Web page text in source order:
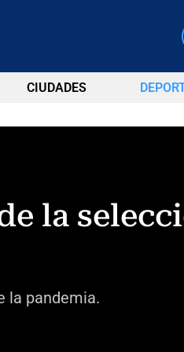
CIUDADES
la
la pandemia.